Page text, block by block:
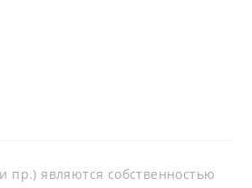
пр.) являются собственностью